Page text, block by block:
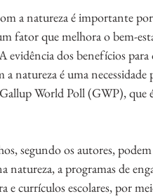
a natureza é importante
fator que melhora o bem-
evidência dos benefícios
a natureza é uma
World Poll (GWP), que
segundo os autores,
natureza, a programas de
e currículos escolares, por